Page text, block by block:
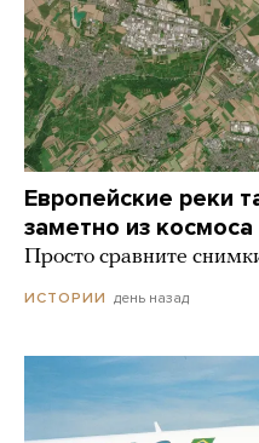
Европейские реки
заметно из космоса
Просто сравните
ИСТОРИИ день назад